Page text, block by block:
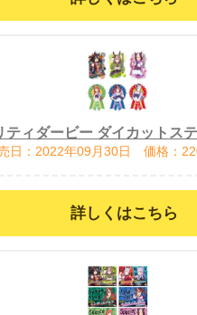
ティダービー ダイカットス
日：2022年09月30日 価格：
詳しくはこちら